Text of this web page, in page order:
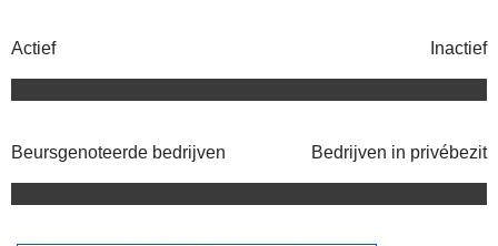
Actief Inactief
Beursgenoteerde bedrijven Bedrijven in privébezit